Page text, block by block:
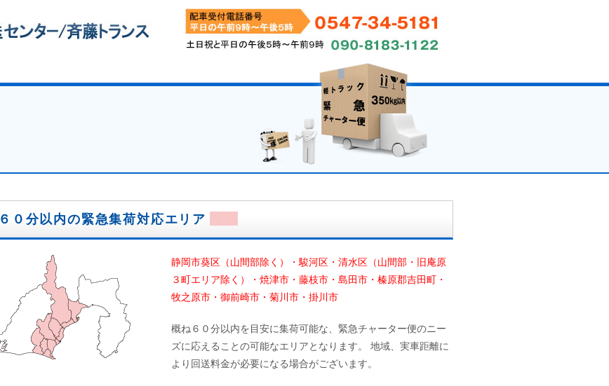
６０分以内の緊急集荷対応エリア
静岡市葵区（山間部除く）・駿河区・清水区（山間部・旧庵原
３町エリア除く）・焼津市・藤枝市・島田市・榛原郡吉田町・
牧之原市・御前崎市・菊川市・掛川市
概ね６０分以内を目安に集荷可能な、緊急チャーター便のニー
ズに応えることの可能なエリアとなります。 地域、実車距離に
より回送料金が必要になる場合がございます。